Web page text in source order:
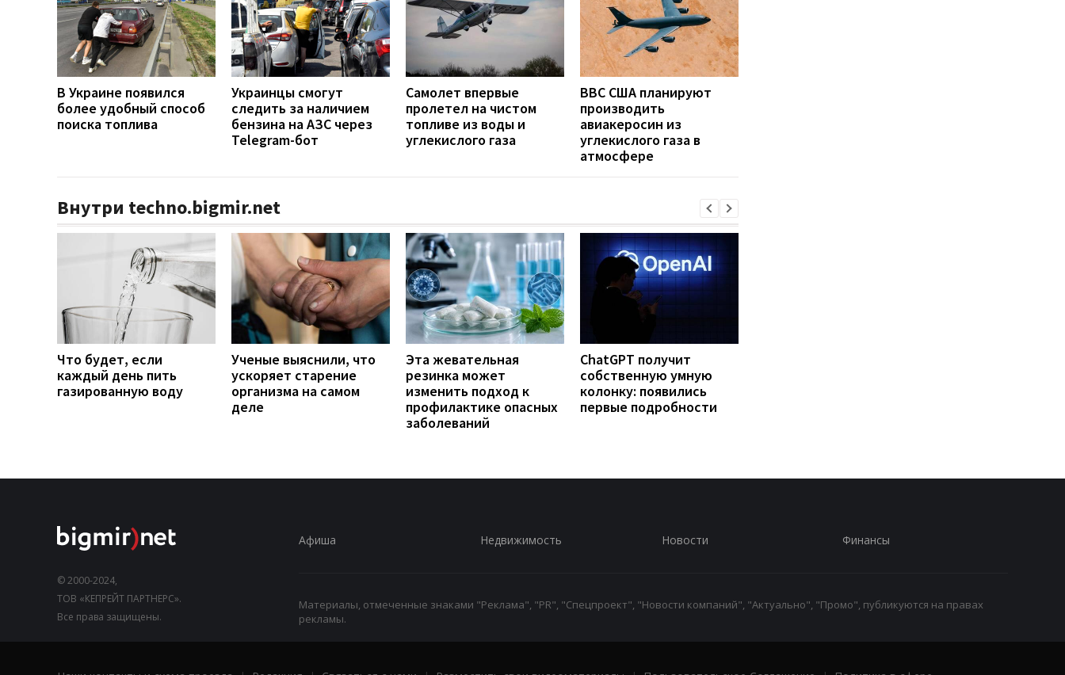
В Украине появился
более удобный способ
поиска топлива
Украинцы смогут
следить за наличием
бензина на АЗС через
Telegram-бот
Самолет впервые
пролетел на чистом
топливе из воды и
углекислого газа
ВВС США планируют
производить
авиакеросин из
углекислого газа в
атмосфере
Внутри techno.bigmir.net
Что будет, если
каждый день пить
газированную воду
Ученые выяснили, что
ускоряет старение
организма на самом
деле
Эта жевательная
резинка может
изменить подход к
профилактике опасных
заболеваний
ChatGPT получит
собственную умную
колонку: появились
первые подробности
© 2000-2024,
ТОВ «КЕПРЕЙТ ПАРТНЕРС».
Все права защищены.
Афиша Недвижимость Новости Финансы
Материалы, отмеченные знаками "Реклама", "PR", "Спецпроект", "Новости компаний", "Актуально", "Промо", публикуются на правах
рекламы.